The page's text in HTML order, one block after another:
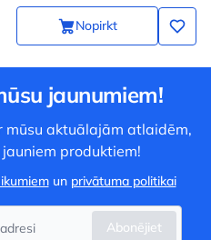
Nopirkt
jaunumiem!
mūsu aktuālajām atlaidēm,
produktiem!
un privātuma politikai
Abonējiet